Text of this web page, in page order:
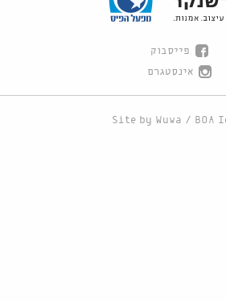
פייסבוק
אינסטגרם
Site by Wuwa / BOA